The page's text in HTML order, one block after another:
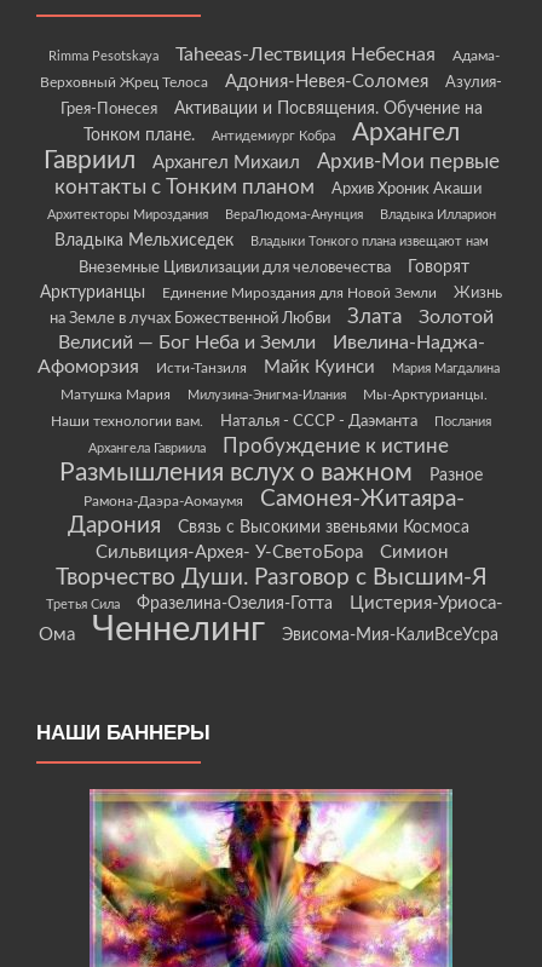
Rimma Pesotskaya Taheeas-Лествиция Небесная
Адама-
Верховный Жрец Телоса
Адония-Невея-Соломея
Азулия-
Грея-Понесея
Активации и Посвящения. Обучение на
Тонком плане.
Антидемиург Кобра
Архангел
Гавриил
Архангел Михаил
Архив-Мои первые
контакты с Тонким планом
Архив Хроник Акаши
Архитекторы Мироздания ВераЛюдома-Анунция Владыка Илларион
Владыка Мельхиседек Владыки Тонкого плана извещают нам
Внеземные Цивилизации для человечества
Говорят
Арктурианцы
Единение Мироздания для Новой Земли
Жизнь
на Земле в лучах Божественной Любви
Злата
Золотой
Велисий — Бог Неба и Земли
Ивелина-Наджа-
Афоморзия
Исти-Танзиля Майк Куинси Мария Магдалина
Матушка Мария Милузина-Энигма-Илания
Мы-Арктурианцы.
Наши технологии вам.
Наталья - СССР - Даэманта
Послания
Архангела Гавриила
Пробуждение к истине
Размышления вслух о важном Разное
Рамона-Даэра-Аомаумя
Самонея-Житаяра-
Дарония
Связь с Высокими звеньями Космоса
Сильвиция-Архея- У-СветоБора Симион
Творчество Души. Разговор с Высшим-Я
Третья Сила Фразелина-Озелия-Готта
Цистерия-Уриоса-
Ома
Ченнелинг Эвисома-Мия-КалиВсеУсра
НАШИ БАННЕРЫ